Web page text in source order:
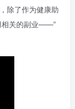
除了作为健康助
相关的副业——”